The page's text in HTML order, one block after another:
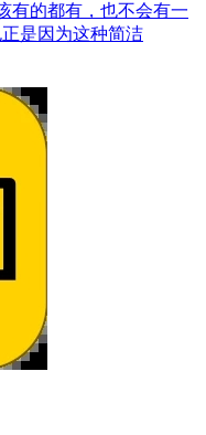
有的都有，也不会有一
是因为这种简洁